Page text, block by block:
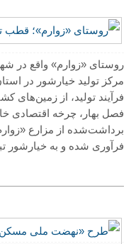
روستای «زوارم» واقع در
مرکز تولید خیارشور در
فرآیند تولید، از زمین‌های
فصل بهار، چرخه اقتصادی
برداشت‌شده از مزارع
فرآوری شده و به خیارشور